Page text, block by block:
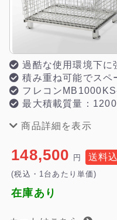
過酷な使用環境下に
積み重ね可能でスペ
フレコン
最大積載質量：
商品詳細を表示
148,500 円 送料込
(税込・1台あたり単価)
在庫あり